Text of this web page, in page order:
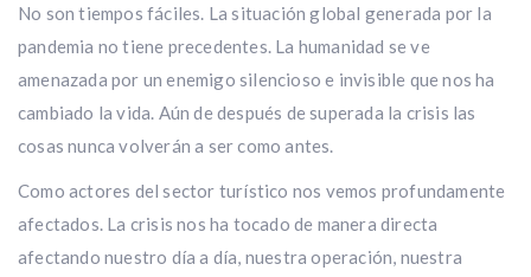
No son tiempos fáciles. La situación global generada por la
pandemia no tiene precedentes. La humanidad se ve
amenazada por un enemigo silencioso e invisible que nos ha
cambiado la vida. Aún de después de superada la crisis las
cosas nunca volverán a ser como antes.
Como actores del sector turístico nos vemos profundamente
afectados. La crisis nos ha tocado de manera directa
afectando nuestro día a día, nuestra operación, nuestra